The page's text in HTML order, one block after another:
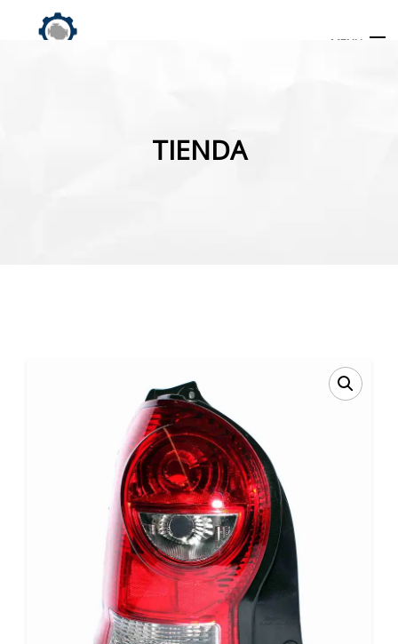
MENU
TIENDA